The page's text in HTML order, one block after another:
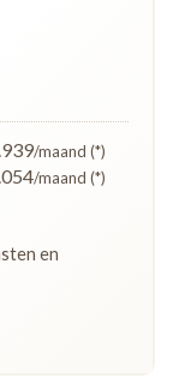
/maand (*)
/maand (*)
en